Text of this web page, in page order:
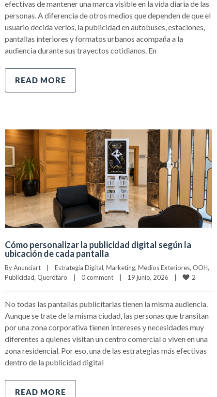
efectivas de mantener una marca visible en la vida diaria de las
personas. A diferencia de otros medios que dependen de que el
usuario decida verlos, la publicidad en autobuses, estaciones,
pantallas interiores y formatos urbanos acompaña a la
audiencia durante sus trayectos cotidianos. En
READ MORE
Cómo personalizar la publicidad digital según la
ubicación de cada pantalla
By Anunciart | Estrategia Digital, Marketing, Medios Exteriores, OOH
Publicidad, Querétaro | 0 comment | 19 junio, 2026 | 2
No todas las pantallas publicitarias tienen la misma audiencia.
Aunque se trate de la misma ciudad, las personas que transitan
por una zona corporativa tienen intereses y necesidades muy
diferentes a quienes visitan un centro comercial o viven en una
zona residencial. Por eso, una de las estrategias más efectivas
dentro de la publicidad digital
READ MORE